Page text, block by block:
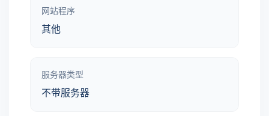
网站程序
其他
服务器类型
不带服务器